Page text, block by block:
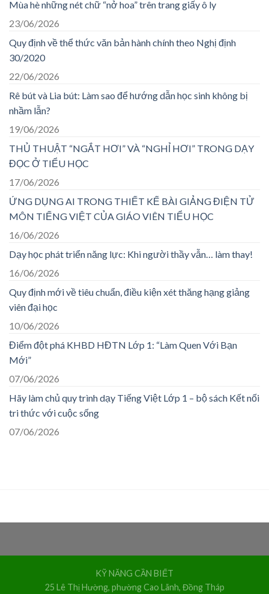
Mùa hè những nét chữ “nở hoa” trên trang giấy ô ly
23/06/2026
Quy định về thể thức văn bản hành chính theo Nghị định
30/2020
22/06/2026
Rê bút và Lia bút: Làm sao để hướng dẫn học sinh không bị
nhầm lẫn?
19/06/2026
THỦ THUẬT “NGẮT HƠI” VÀ “NGHỈ HƠI” TRONG DẠY
ĐỌC Ở TIỂU HỌC
17/06/2026
ỨNG DỤNG AI TRONG THIẾT KẾ BÀI GIẢNG ĐIỆN TỬ
MÔN TIẾNG VIỆT CỦA GIÁO VIÊN TIỂU HỌC
16/06/2026
Dạy học phát triển năng lực: Khi người thầy vẫn… làm thay!
16/06/2026
Quy định mới về tiêu chuẩn, điều kiện xét thăng hạng giảng
viên đại học
10/06/2026
Điểm đột phá KHBD HĐTN Lớp 1: “Làm Quen Với Bạn
Mới”
07/06/2026
Hãy làm chủ quy trình dạy Tiếng Việt Lớp 1 – bộ sách Kết nối
tri thức với cuộc sống
07/06/2026
KỸ NĂNG CẦN BIẾT
25 Lê Thị Hường, phường Cao Lãnh, Đồng Tháp